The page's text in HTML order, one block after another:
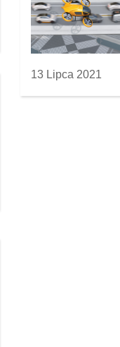
13 Lipca 2021